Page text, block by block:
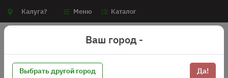
Калуга? Меню Каталог
Ваш город -
Выбрать другой город Да!